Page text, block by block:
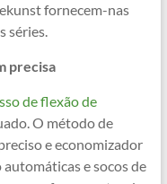
fornecem-nas
séries.
precisa
de flexão de
O método de
e economizador
e socos de